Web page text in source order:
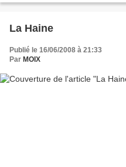
La Haine
Publié le 16/06/2008 à 21:33
Par MOIX